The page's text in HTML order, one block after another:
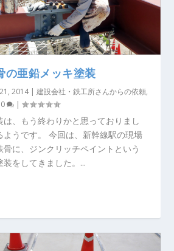
の亜鉛メッキ塗装
2014|建設会社・鉄工所さんからの依頼,
0 |
、もう終わりかと思っておりまし
ようです。 今回は、新幹線駅の現場
に、ジンクリッチペイントという
をしてきました。...